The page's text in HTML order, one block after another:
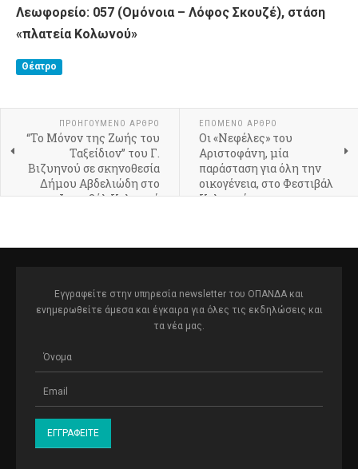
Λεωφορείο: 057 (Ομόνοια – Λόφος Σκουζέ), στάση
«πλατεία Κολωνού»
Θέατρο
ΠΡΟΗΓΟΎΜΕΝΟ ΆΡΘΡΟ
“Το Μόνον της Ζωής του
Ταξείδιον” του Γ.
Βιζυηνού σε σκηνοθεσία
Δήμου Αβδελιώδη στο
Φεστιβάλ Κολωνού
ΕΠΌΜΕΝΟ ΆΡΘΡΟ
Οι «Νεφέλες» του
Αριστοφάνη, μία
παράσταση για όλη την
οικογένεια, στο Φεστιβάλ
Κολωνού
Εγγραφείτε στην υπηρεσία newsletter του ΟΠΑΝΔΑ και
ενημερωθείτε άμεσα και έγκαιρα για όλες τις εκδηλώσεις και
τα νέα μας.